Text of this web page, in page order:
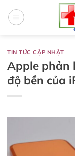
qua
TIN TỨC CẬP NHẬT
Apple phản
độ bền của